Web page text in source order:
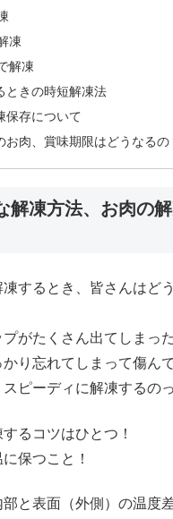
凍
解凍
ときの時短解凍法
保存について
お肉、賞味期限はどうなるの
解凍方法、お肉の
するとき、皆さんはど
がたくさん出てしまっ
り忘れてしまって傷ん
ピーディに解凍するの
るコツはひとつ！
保つこと！
と表面（外側）の温度